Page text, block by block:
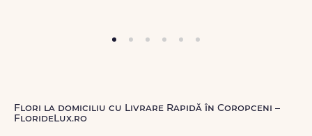
Flori la domiciliu cu Livrare Rapidă în Coropceni –
FlorideLux.ro